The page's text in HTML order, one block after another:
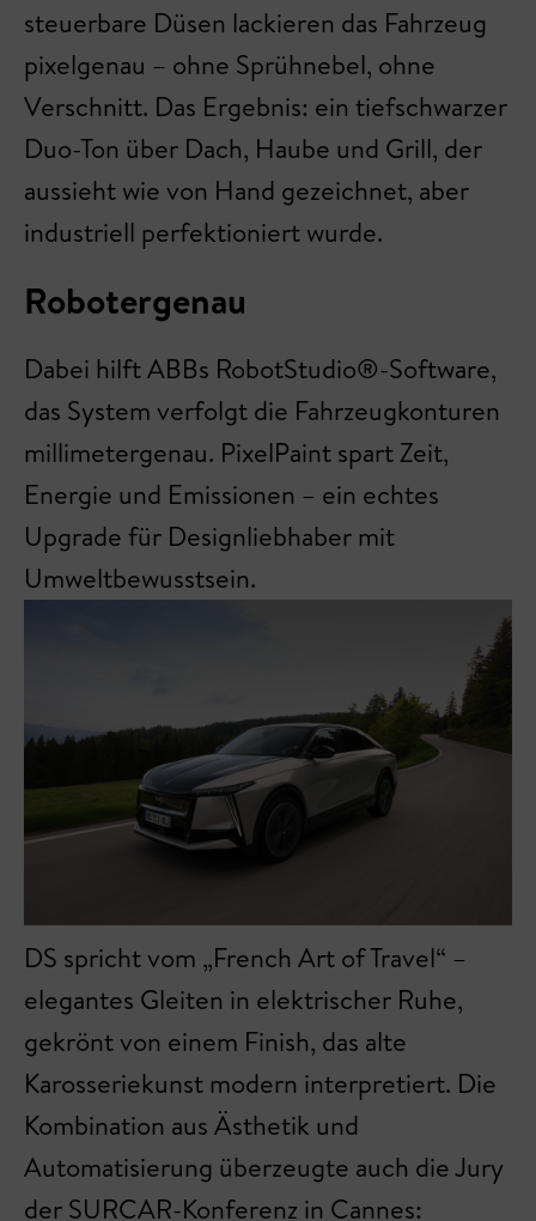
steuerbare Düsen lackieren das Fahrzeug
pixelgenau – ohne Sprühnebel, ohne
Verschnitt. Das Ergebnis: ein tiefschwarzer
Duo-Ton über Dach, Haube und Grill, der
aussieht wie von Hand gezeichnet, aber
industriell perfektioniert wurde.
Robotergenau
Dabei hilft ABBs RobotStudio®-Software,
das System verfolgt die Fahrzeugkonturen
millimetergenau. PixelPaint spart Zeit,
Energie und Emissionen – ein echtes
Upgrade für Designliebhaber mit
Umweltbewusstsein.
DS spricht vom „French Art of Travel“ –
elegantes Gleiten in elektrischer Ruhe,
gekrönt von einem Finish, das alte
Karosseriekunst modern interpretiert. Die
Kombination aus Ästhetik und
Automatisierung überzeugte auch die Jury
der SURCAR-Konferenz in Cannes: